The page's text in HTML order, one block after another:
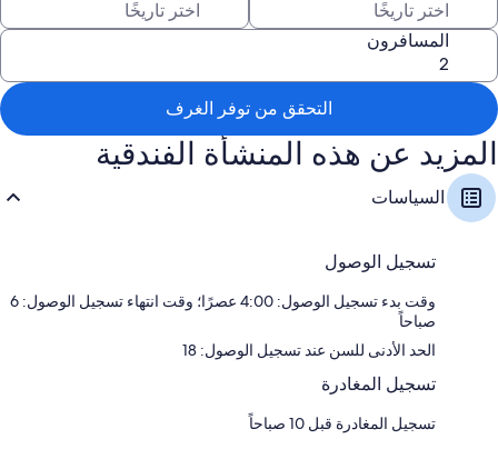
تقدم جميع غرف النزلاء في منشأة موريا هورايزون وسائل راحة مثل إنترنت
لاسلكي مجاناً.
تشمل اللوازم المتوفرة في جميع الغرفة الأخرى:
تلفزيونات 90-سم مزودة بقنوات بريميوم
المسافرون
التحقق من توفر الغرف
المزيد عن هذه المنشأة الفندقية
السياسات
تسجيل الوصول
وقت بدء تسجيل الوصول: 4:00 عصرًا؛ وقت انتهاء تسجيل الوصول: 6
صباحاً
الحد الأدنى للسن عند تسجيل الوصول: 18
تسجيل المغادرة
تسجيل المغادرة قبل 10 صباحاً